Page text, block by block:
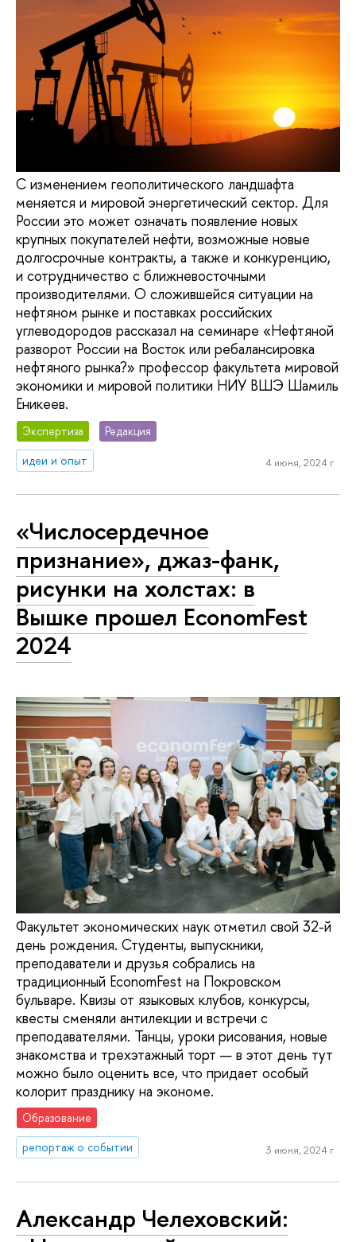
С изменением геополитического ландшафта
меняется и мировой энергетический сектор. Для
России это может означать появление новых
крупных покупателей нефти, возможные новые
долгосрочные контракты, а также и конкуренцию,
и сотрудничество с ближневосточными
производителями. О сложившейся ситуации на
нефтяном рынке и поставках российских
углеводородов рассказал на семинаре «Нефтяной
разворот России на Восток или ребалансировка
нефтяного рынка?» профессор факультета мировой
экономики и мировой политики НИУ ВШЭ Шамиль
Еникеев.
Экспертиза
Редакция
идеи и опыт
4 июня, 2024 г.
«Числосердечное
признание», джаз-фанк,
рисунки на холстах: в
Вышке прошел EconomFest
2024
Факультет экономических наук отметил свой 32-й
день рождения. Студенты, выпускники,
преподаватели и друзья собрались на
традиционный EconomFest на Покровском
бульваре. Квизы от языковых клубов, конкурсы,
квесты сменяли антилекции и встречи с
преподавателями. Танцы, уроки рисования, новые
знакомства и трехэтажный торт — в этот день тут
можно было оценить все, что придает особый
колорит празднику на экономе.
Образование
репортаж о событии
3 июня, 2024 г.
Александр Челеховский: